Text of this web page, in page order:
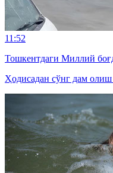
11:52
Тошкентдаги Миллий
Ҳодисадан сўнг дам олиш